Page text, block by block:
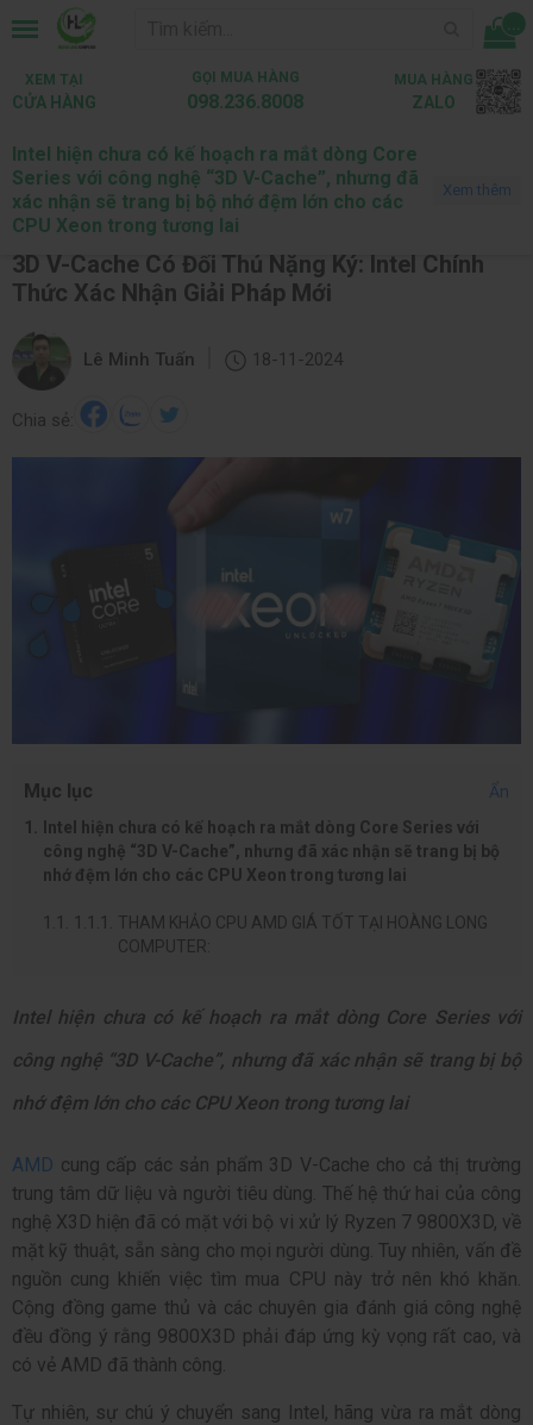
...
XEM TẠI
CỬA HÀNG
GỌI MUA HÀNG
098.236.8008
MUA HÀNG
ZALO
Trang chủ Tin tức Tin Tức Công Nghệ
Tin tức mớiTin Tức Công NghệMáy tính chơi game
3D V-Cache Có Đối Thủ Nặng Ký: Intel Chính
Thức Xác Nhận Giải Pháp Mới
Lê Minh Tuấn 18-11-2024
Chia sẻ:
Mục lục
Ẩn
Intel hiện chưa có kế hoạch ra mắt dòng Core Series với
công nghệ “3D V-Cache”, nhưng đã xác nhận sẽ trang bị bộ
nhớ đệm lớn cho các CPU Xeon trong tương lai
THAM KHẢO CPU AMD GIÁ TỐT TẠI HOÀNG LONG
COMPUTER:
Intel hiện chưa có kế hoạch ra mắt dòng Core
Series với công nghệ “3D V-Cache”, nhưng đã
xác nhận sẽ trang bị bộ nhớ đệm lớn cho các
CPU Xeon trong tương lai
Xem thêm
Intel hiện chưa có kế hoạch ra mắt dòng Core Series với
công nghệ “3D V-Cache”, nhưng đã xác nhận sẽ trang bị bộ
nhớ đệm lớn cho các CPU Xeon trong tương lai
AMD cung cấp các sản phẩm 3D V-Cache cho cả thị trường
trung tâm dữ liệu và người tiêu dùng. Thế hệ thứ hai của công
nghệ X3D hiện đã có mặt với bộ vi xử lý Ryzen 7 9800X3D, về
mặt kỹ thuật, sẵn sàng cho mọi người dùng. Tuy nhiên, vấn đề
nguồn cung khiến việc tìm mua CPU này trở nên khó khăn.
Cộng đồng game thủ và các chuyên gia đánh giá công nghệ
đều đồng ý rằng 9800X3D phải đáp ứng kỳ vọng rất cao, và
có vẻ AMD đã thành công.
Tự nhiên, sự chú ý chuyển sang Intel, hãng vừa ra mắt dòng